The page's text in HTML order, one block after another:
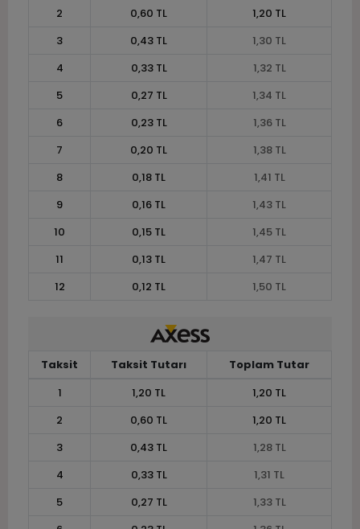
2 0,60 TL
1,20 TL
3
0,43 TL
1,30 TL
4
0,33 TL
1,32 TL
5
0,27 TL
1,34 TL
6
0,23 TL
1,36 TL
7
0,20 TL
1,38 TL
8
0,18 TL
1,41 TL
9
0,16 TL
1,43 TL
10
0,15 TL
1,45 TL
11
0,13 TL
1,47 TL
12
0,12 TL 1,50 TL
Taksit Taksit Tutarı
Toplam Tutar
1
1,20 TL
1,20 TL
2
0,60 TL
1,20 TL
3
0,43 TL
1,28 TL
4
0,33 TL
1,31 TL
5
0,27 TL
1,33 TL